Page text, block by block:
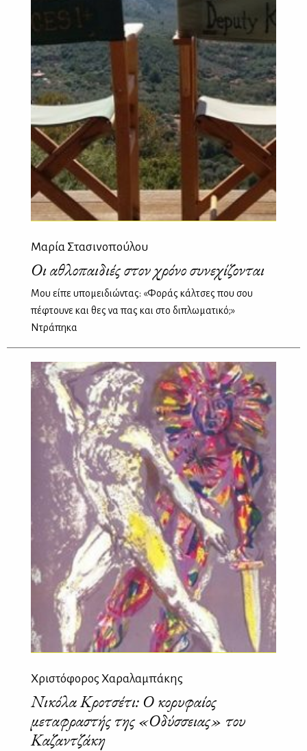
Μαρία Στασινοπούλου
Οι αθλοπαιδιές στον χρόνο συνεχίζονται
Μου είπε υπομειδιώντας: «Φοράς κάλτσες που σου
πέφτουνε και θες να πας και στο διπλωματικό;»
Ντράπηκα
Χριστόφορος Χαραλαμπάκης
Νικόλα Κροτσέτι: Ο κορυφαίος
μεταφραστής της «Οδύσσειας» του
Καζαντζάκη